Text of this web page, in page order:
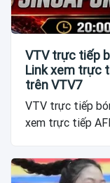
VTV trực tiếp
Link xem trực
trên VTV7
VTV trực tiếp
xem trực tiếp